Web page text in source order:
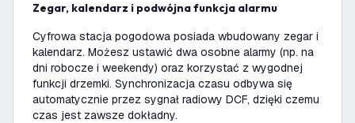
Zegar, kalendarz i podwójna funkcja alarmu
Cyfrowa stacja pogodowa posiada wbudowany zegar i
kalendarz. Możesz ustawić dwa osobne alarmy (np. na
dni robocze i weekendy) oraz korzystać z wygodnej
funkcji drzemki. Synchronizacja czasu odbywa się
automatycznie przez sygnał radiowy DCF, dzięki czemu
czas jest zawsze dokładny.